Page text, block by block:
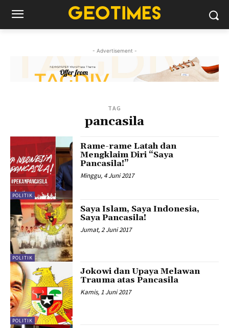
- Advertisement -
TAG
pancasila
POLITIK
Rame-rame Latah dan
Mengklaim Diri “Saya
Pancasila!”
Minggu, 4 Juni 2017
POLITIK
Saya Islam, Saya Indonesia,
Saya Pancasila!
Jumat, 2 Juni 2017
POLITIK
Jokowi dan Upaya Melawan
Trauma atas Pancasila
Kamis, 1 Juni 2017